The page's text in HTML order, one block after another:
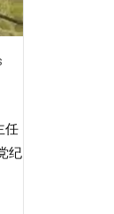
任
纪